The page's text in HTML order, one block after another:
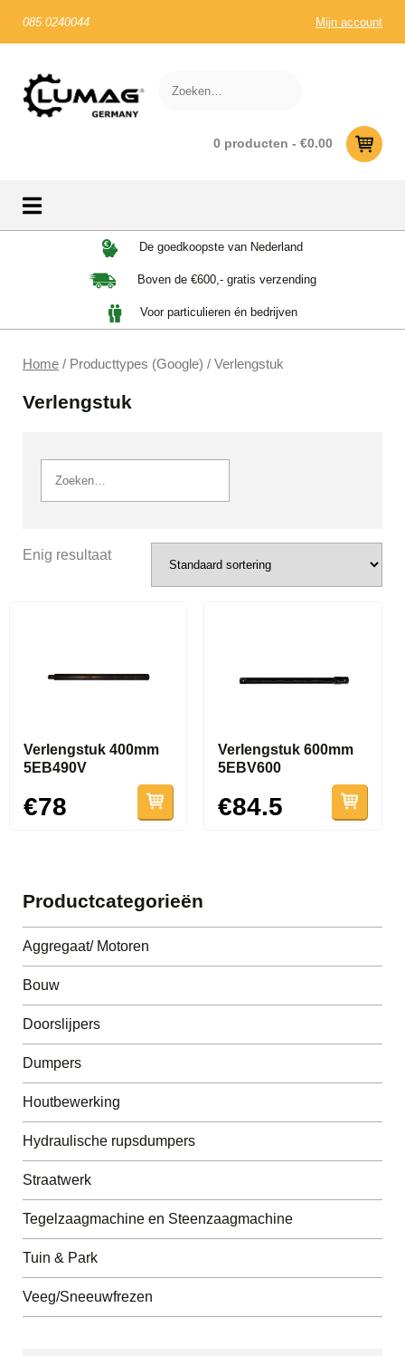
085 0240044 Mijn account
0 producten - €0.00
De goedkoopste van Nederland
Boven de €600,- gratis verzending
Voor particulieren én bedrijven
Home / Producttypes (Google) / Verlengstuk
Verlengstuk
Enig resultaat
Verlengstuk 400mm
5EB490V
€78
Verlengstuk 600mm
5EBV600
€84.5
Productcategorieën
Aggregaat/ Motoren
Bouw
Doorslijpers
Dumpers
Houtbewerking
Hydraulische rupsdumpers
Straatwerk
Tegelzaagmachine en Steenzaagmachine
Tuin & Park
Veeg/Sneeuwfrezen